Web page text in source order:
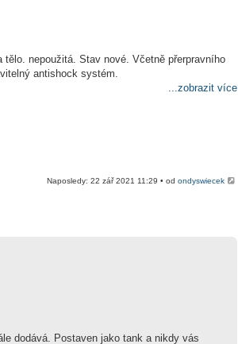
nepoužitá. Stav nové. Včetně přerpravního
antishock systém.
...zobrazit více
Naposledy: 22 zář 2021 11:29 • odondyswiecek
dodává. Postaven jako tank a nikdy vás